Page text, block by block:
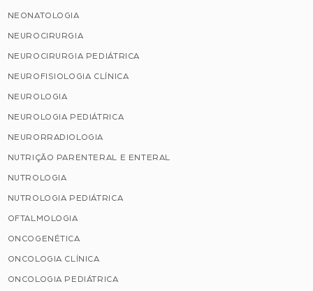
NEONATOLOGIA
NEUROCIRURGIA
NEUROCIRURGIA PEDIÁTRICA
NEUROFISIOLOGIA CLÍNICA
NEUROLOGIA
NEUROLOGIA PEDIÁTRICA
NEURORRADIOLOGIA
NUTRIÇÃO PARENTERAL E ENTERAL
NUTROLOGIA
NUTROLOGIA PEDIÁTRICA
OFTALMOLOGIA
ONCOGENÉTICA
ONCOLOGIA CLÍNICA
ONCOLOGIA PEDIÁTRICA